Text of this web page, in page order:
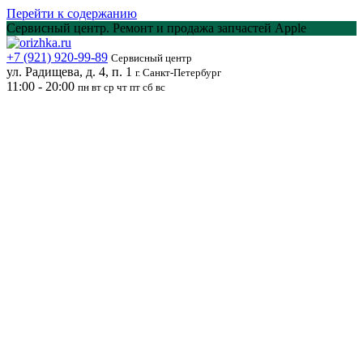
Перейти к содержанию
Сервисный центр. Ремонт и продажа запчастей Apple
+7 (921) 920-99-89 Сервисный центр
ул. Радищева, д. 4, п. 1 г. Санкт-Петербург
11:00 - 20:00 пн вт ср чт пт сб вс